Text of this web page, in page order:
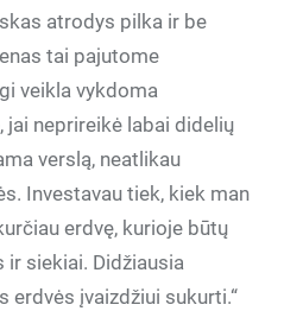
atrodys pilka ir be
tai pajutome
veikla vykdoma
neprireikė labai didelių
verslą, neatlikau
Investavau tiek, kiek man
erdvę, kurioje būtų
siekiai. Didžiausia
erdvės įvaizdžiui sukurti.“